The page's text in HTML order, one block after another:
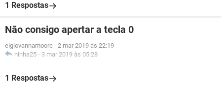
1 Respostas
Não consigo apertar a tecla 0
eigiovannamoore - 2 mar 2019 às 22:19
ninha25 - 3 mar 2019 às 05:28
1 Respostas